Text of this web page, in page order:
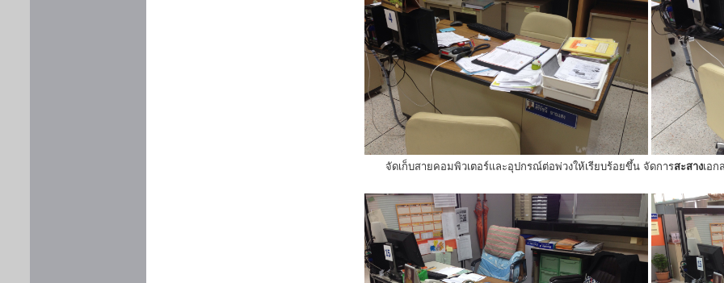
จัดเก็บสายคอมพิวเตอร์และอุปกรณ์ต่อพ่วงให้เรียบร้อยขึ้น จัดการสะสางเอก